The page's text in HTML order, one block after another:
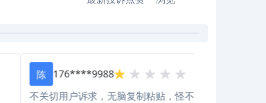
176****9988
不关切用户诉求，无脑复制粘贴，怪不得